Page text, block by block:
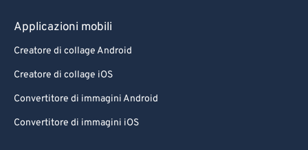
Applicazioni mobili
Creatore di collage Android
Creatore di collage iOS
Convertitore di immagini Android
Convertitore di immagini iOS